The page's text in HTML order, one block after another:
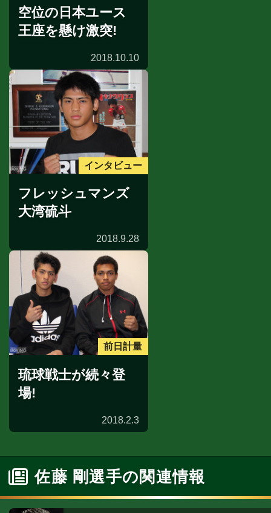
空位の日本ユース
王座を懸け激突!
2018.10.10
インタビュー
フレッシュマンズ
大湾硫斗
2018.9.28
前日計量
琉球戦士が続々登
場!
2018.2.3
佐藤 剛選手の関連情報